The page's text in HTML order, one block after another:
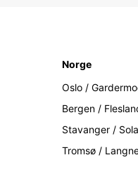
Norge
Oslo /
Bergen /
Stavanger / Sola
Tromsø /